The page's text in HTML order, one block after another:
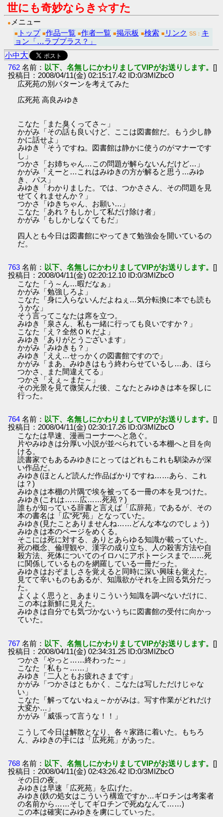
世にも奇妙ならき☆すた
● メニュー
■ トップ ■作品一覧 ■作者一覧 ■掲示板 ■検索 ■ リンク SS： キ
ョン「…ラブプラス？」
小中大
762 名前： 以下、名無しにかわりましてVIPがお送りします。 []
投稿日：2008/04/11(金) 02:15:17.42 ID:0/3MIZbcO
広死苑の別パターンを考えてみた
広死苑 高良みゆき
こなた「また臭くってさ～」
かがみ「その話も良いけど、ここは図書館だ。もう少し静
かに話せよ」
みゆき「そうですね。図書館は静かに使うのがマナーです
し」
つかさ「お姉ちゃん…この問題が解らないんだけど…」
かがみ「えーと…これはみゆきの方が解ると思う…みゆ
き、パス」
みゆき「わかりました。では、つかささん、その問題を見
せてくれませんか？」
つかさ「ゆきちゃん、お願い…」
こなた「あれ？もしかして私だけ除け者」
かがみ「もしかしなくてもだ」
四人とも今日は図書館にやってきて勉強会を開いているの
だ。
763 名前： 以下、名無しにかわりましてVIPがお送りします。 []
投稿日：2008/04/11(金) 02:20:12.10 ID:0/3MIZbcO
こなた「う～ん…暇だなぁ」
かがみ「勉強しろよ」
こなた「身に入らないんだよねぇ…気分転換に本でも読も
うかな」
そう言ってこなたは席を立つ。
みゆき「泉さん、私も一緒に行っても良いですか？」
こなた「え？全然ＯＫだよ」
みゆき「ありがとうございます」
かがみ「みゆきも？」
みゆき「ええ…せっかくの図書館ですので」
かがみ「まあ、みゆきはもう終わらせているし…あ、ほら
つかさ、また間違えてる」
つかさ「えぇ～また～」
その光景を見て微笑んだ後、こなたとみゆきは本を探しに
行った。
764 名前： 以下、名無しにかわりましてVIPがお送りします。 []
投稿日：2008/04/11(金) 02:30:17.26 ID:0/3MIZbcO
こなたは早速、漫画コーナーへと急ぐ。
片やみゆきは分厚い小説が並べられている本棚へと目を向
ける。
読書家でもあるみゆきにとってはどれもこれも馴染みが深
い作品だ。
みゆき(ほとんど読んだ作品ばかりですね……あら、これ
は？)
みゆきは本棚の片隅で埃を被ってる一冊の本を見つけた。
みゆき(これは……広……死苑？)
誰もが知っている辞書と言えば「広辞苑」であるが、その
本の書名は「広“死”苑」となっていた。
みゆき(見たことありませんね……どんな本なのでしょう)
みゆきは本のページをめくる。
そこには死に対する、ありとあらゆる知識が載っていた。
死の概念、倫理観や、漢字の成り立ち、人の殺害方法や自
殺方法、死体についてのイロハにアポトーシスまで……死
に関係しているものを網羅している一冊だった。
みゆきはおぞましさを覚えると同時に深い興味も覚えた。
見てて辛いものもあるが、知識欲がそれを上回る気分だっ
た。
よくよく思うと、あまりこういう知識を調べないだけに、
この本は新鮮に見えた。
みゆきは自分でも気づかないうちに図書館の受付に向かっ
ていた。
767 名前： 以下、名無しにかわりましてVIPがお送りします。 []
投稿日：2008/04/11(金) 02:34:31.25 ID:0/3MIZbcO
つかさ「やっと……終わった～」
こなた「私も～……」
みゆき「二人ともお疲れさまです」
かがみ「つかさはともかく、こなたは写しただけじゃな
い」
こなた「解ってないねぇ～かがみは。写す作業がどれだけ
大変か…」
かがみ「威張って言うな！！」
こうして今日は解散となり、各々家路に着いた。もちろ
ん、みゆきの手には「広死苑」があった。
768 名前： 以下、名無しにかわりましてVIPがお送りします。 []
投稿日：2008/04/11(金) 02:43:26.42 ID:0/3MIZbcO
その日の夜。
みゆきは早速「広死苑」を広げた。
みゆき(鉄の処女はこういう構造ですか…ギロチンは考案者
の名前から……そしてギロチンで死ぬなんて……)
この本は確実にみゆきを虜にしていった。